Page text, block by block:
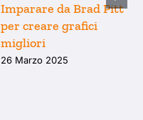
Imparare da Brad Pitt
per creare grafici
migliori
26 Marzo 2025